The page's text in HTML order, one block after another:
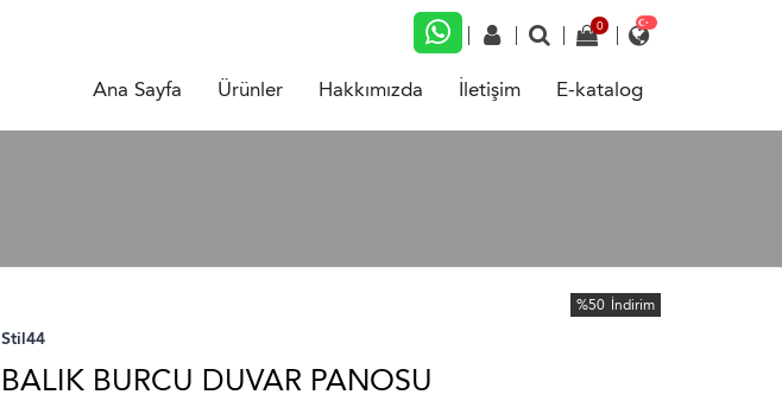
Ana Sayfa Ürünler Hakkımızda İletişim E-katalog
Stil44
BALIK BURCU DUVAR PANOSU
%50 İndirim